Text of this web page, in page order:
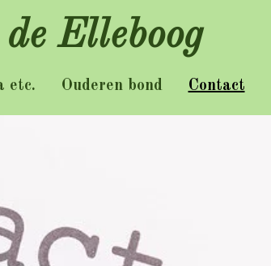
Elleboog
etc. Ouderen bond Contact